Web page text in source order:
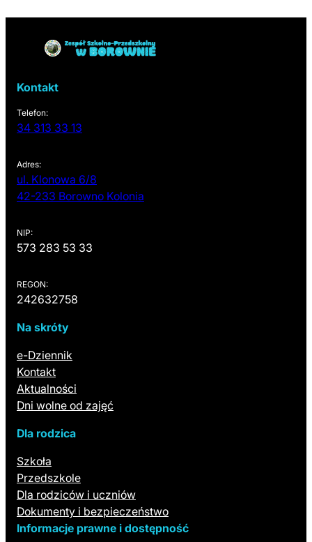
Kontakt
Telefon:
34 313 33 13
Adres:
ul. Klonowa 6/8
42-233 Borowno Kolonia
NIP:
573 283 53 33
REGON:
242632758
Na skróty
e-Dziennik
Kontakt
Aktualności
Dni wolne od zajęć
Dla rodzica
Szkoła
Przedszkole
Dla rodziców i uczniów
Dokumenty i bezpieczeństwo
Informacje prawne i dostępność